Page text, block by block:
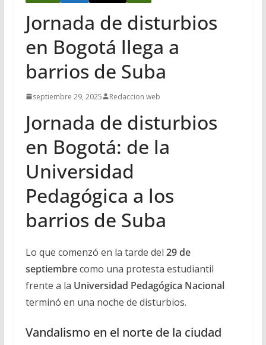
Jornada de disturbios
en Bogotá llega a
barrios de Suba
septiembre 29, 2025 Redaccion web
Jornada de disturbios
en Bogotá: de la
Universidad
Pedagógica a los
barrios de Suba
Lo que comenzó en la tarde del 29 de
septiembrecomo una protesta estudiantil
frente a la Universidad Pedagógica Nacional
terminó en una noche de disturbios.
Vandalismo en el norte de la ciudad